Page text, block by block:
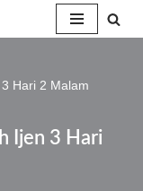
Hari 2 Malam
Ijen 3 Hari